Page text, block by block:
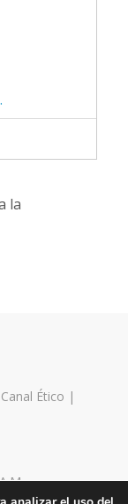
la
Canal Ético |